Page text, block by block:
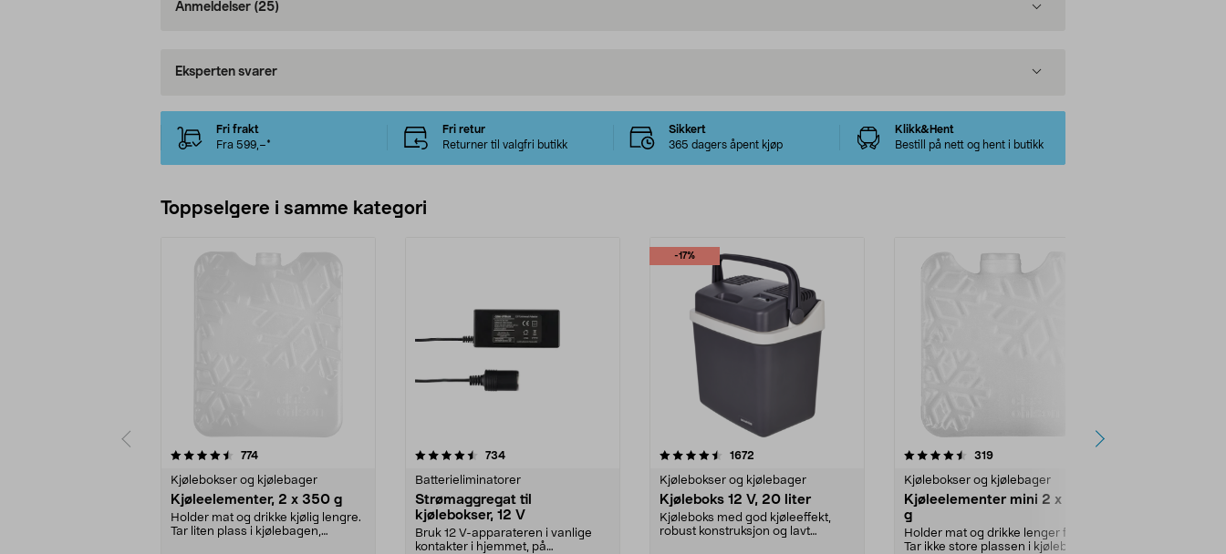
Anmeldelser (25)
Eksperten svarer
Fri frakt
Fra 599,–*
Fri retur
Returner til valgfri butikk
Sikkert
365 dagers åpent kjøp
Klikk&Hent
Bestill på nett og hent i butikk
Toppselgere i samme kategori
774anmeldelser
Kjølebokser og kjølebager
Kjøleelementer, 2 x 350 g
Holder mat og drikke kjølig lengre.
Tar liten plass i kjølebagen,
4.5 av 5 stjerner 734anmeldelser
Batterieliminatorer
Strømaggregat til
kjølebokser, 12 V
Bruk 12 V-apparateren i vanlige
kontakter i hjemmet, på
-17%
4.5 av 5 stjerner 1672
Kjølebokser og kjølebager
Kjøleboks 12 V, 20 liter
Kjøleboks med god kjøleeffekt,
robust konstruksjon og lavt
4.5 av 5 stjerner 319anmeldelser
Kjølebokser og kjølebager
Kjøleelementer mini 2 x 100
g
Holder mat og drikke lenger friskt.
Tar ikke store plassen i kjølebagen,
4.5 av 5 stjerner